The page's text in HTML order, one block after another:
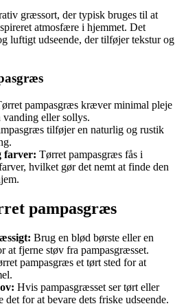
græssort, der typisk bruges til at
atmosfære i hjemmet. Det
luftigt udseende, der tilføjer tekstur og
pampasgræs kræver minimal pleje
eller sollys.
tilføjer en naturlig og rustik
farver: Tørret pampasgræs fås i
hvilket gør det nemt at finde den
pampasgræs
Brug en blød børste eller en
at fjerne støv fra pampasgræsset.
pampasgræs et tørt sted for at
Hvis pampasgræsset ser tørt eller
for at bevare dets friske udseende.